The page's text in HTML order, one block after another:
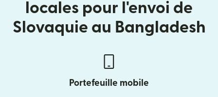
locales pour l'envoi de
Slovaquie au Bangladesh
Portefeuille mobile